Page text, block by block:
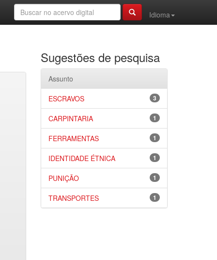
Idioma
Sugestões de pesquisa
Assunto
3
ESCRAVOS
1
CARPINTARIA
1
FERRAMENTAS
1
IDENTIDADE ÉTNICA
1
PUNIÇÃO
1
TRANSPORTES